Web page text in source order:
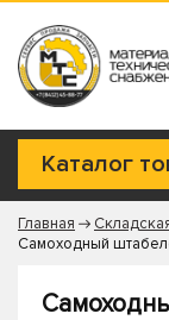
Каталог
Главная
Самоходный